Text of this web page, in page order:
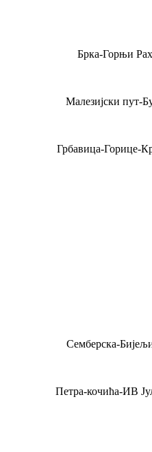
Брка-Горњи
Малезијски пут-
Грбавица-Горице-
Семберска-
Петра-кочића-ИВ